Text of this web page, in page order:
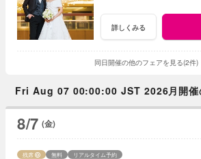
詳しくみる
同日開催の他のフェアを見る(2件)
Fri Aug 07 00:00:00 JST 2026月開催
8/7 (金)
残席 無料 リアルタイム予約